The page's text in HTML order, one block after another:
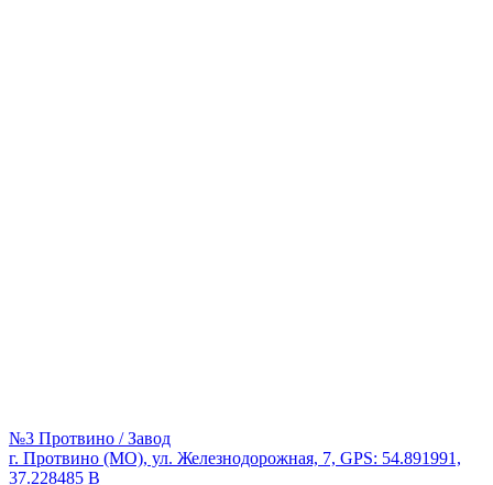
№3 Протвино / Завод
г. Протвино (МО), ул. Железнодорожная, 7, GPS: 54.891991,
37.228485 В